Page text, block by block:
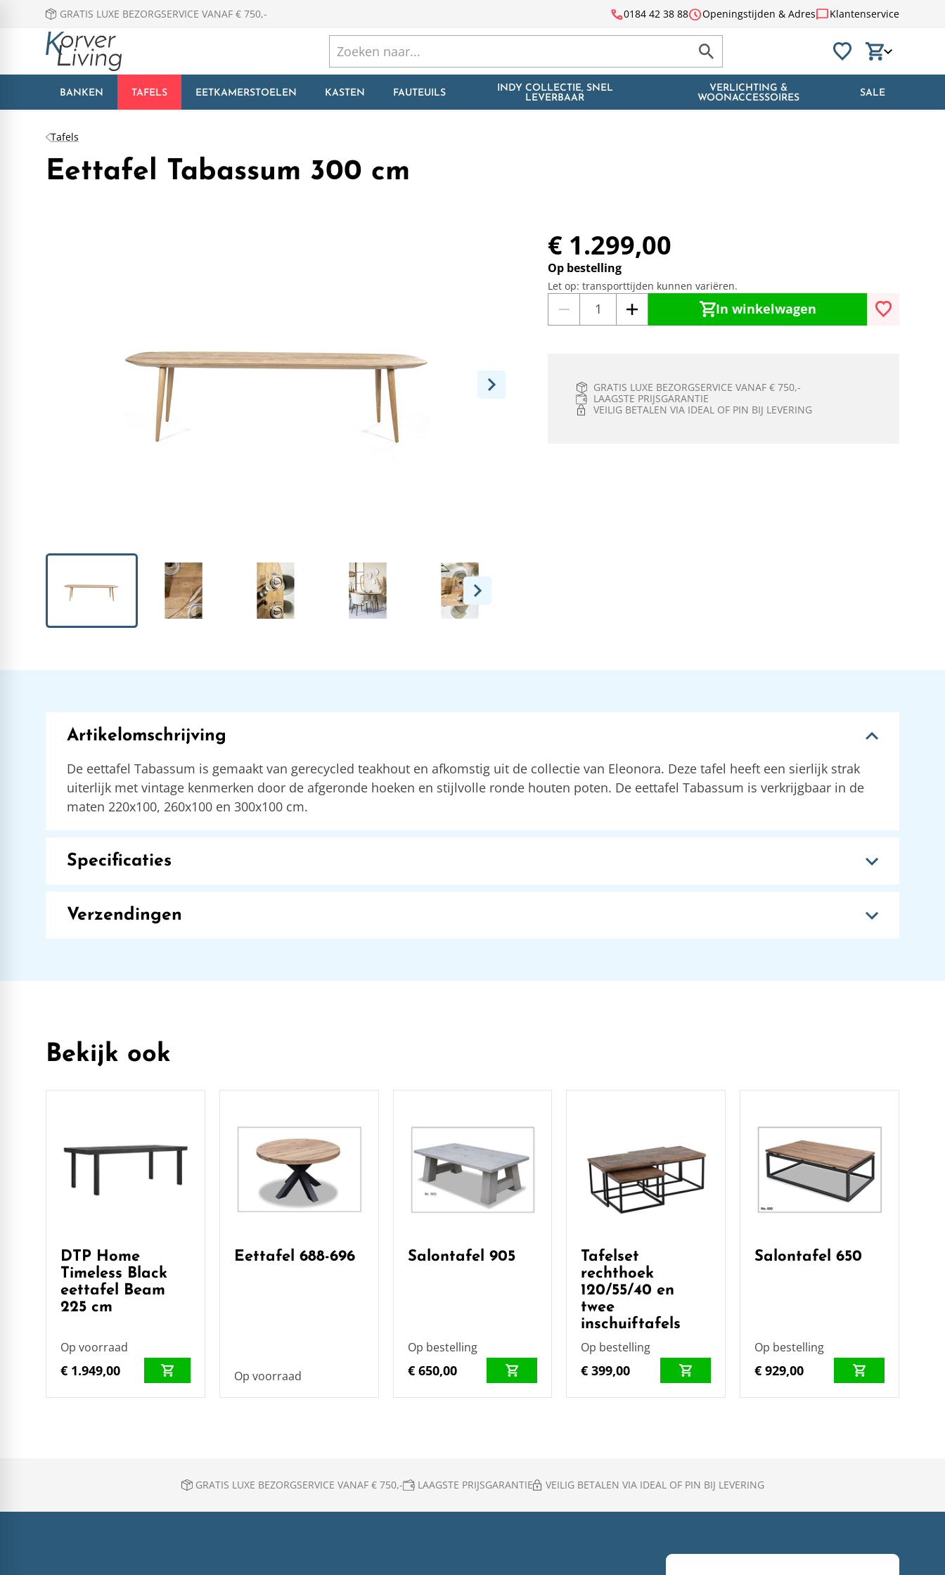
GRATIS LUXE BEZORGSERVICE VANAF € 750,- call0184 42 38 88scheduleOpeningstijden & Adreschat_bubbleKlantenservice
BANKEN TAFELS EETKAMERSTOELEN KASTEN FAUTEUILS
INDY COLLECTIE, SNEL
LEVERBAAR
VERLICHTING &
WOONACCESSOIRES
SALE
Tafels
Eettafel Tabassum 300 cm
€ 1.299,00
Op bestelling
Let op: transporttijden kunnen variëren.
In winkelwagen
GRATIS LUXE BEZORGSERVICE VANAF € 750,-
LAAGSTE PRIJSGARANTIE
VEILIG BETALEN VIA IDEAL OF PIN BIJ LEVERING
Artikelomschrijving
De eettafel Tabassum is gemaakt van gerecycled teakhout en afkomstig uit de collectie van Eleonora. Deze tafel heeft een sierlijk strak
uiterlijk met vintage kenmerken door de afgeronde hoeken en stijlvolle ronde houten poten. De eettafel Tabassum is verkrijgbaar in de
maten 220x100, 260x100 en 300x100 cm.
Specificaties
Verzendingen
Bekijk ook
DTP Home
Timeless Black
eettafel Beam
225 cm
Op voorraad
€ 1.949,00
Eettafel 688-696
Op voorraad
Salontafel 905
Op bestelling
€ 650,00
Tafelset
rechthoek
120/55/40 en
twee
inschuiftafels
Op bestelling
€ 399,00
Salontafel 650
Op bestelling
€ 929,00
GRATIS LUXE BEZORGSERVICE VANAF € 750,- LAAGSTE PRIJSGARANTIE VEILIG BETALEN VIA IDEAL OF PIN BIJ LEVERING